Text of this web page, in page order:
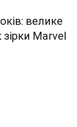
велике
зірки Marvel